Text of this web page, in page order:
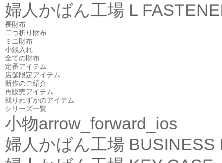
婦人かばん工場 L
長財布
二つ折り財布
ミニ財布
小銭入れ
全ての財布
定番アイテム
店舗限定アイテム
新作のご紹介
再販売アイテム
残りわずかのアイテム
シリーズ一覧
小物arrow_forward_ios
婦人かばん工場 BUSINESS